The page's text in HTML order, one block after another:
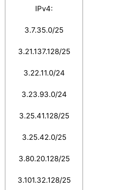
IPv4:
3.7.35.0/25
3.21.137.128/25
3.22.11.0/24
3.23.93.0/24
3.25.41.128/25
3.25.42.0/25
3.80.20.128/25
3.101.32.128/25